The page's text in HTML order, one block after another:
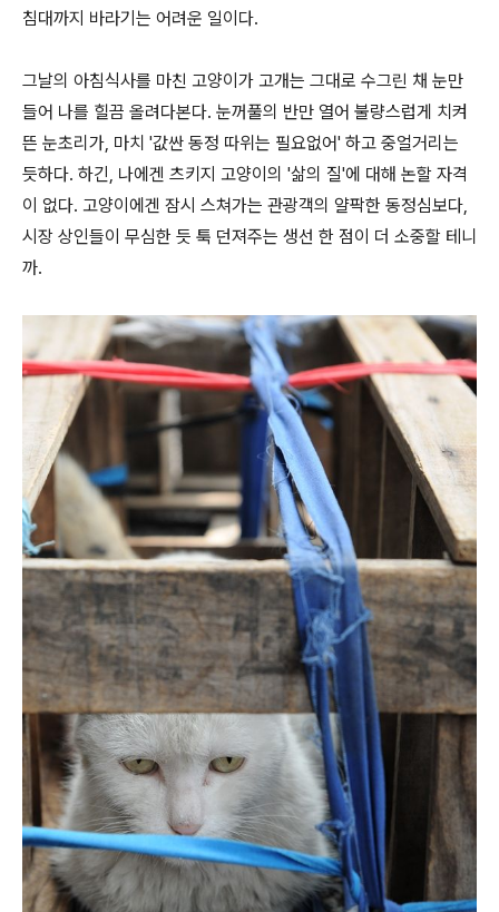
침대까지 바라기는 어려운 일이다.
그날의 아침식사를 마친 고양이가 고개는 그대로 수그린 채 눈만
들어 나를 힐끔 올려다본다. 눈꺼풀의 반만 열어 불량스럽게 치켜
뜬 눈초리가, 마치 '값싼 동정 따위는 필요없어' 하고 중얼거리는
듯하다. 하긴, 나에겐 츠키지 고양이의 '삶의 질'에 대해 논할 자격
이 없다. 고양이에겐 잠시 스쳐가는 관광객의 얄팍한 동정심보다,
시장 상인들이 무심한 듯 툭 던져주는 생선 한 점이 더 소중할 테니
까.